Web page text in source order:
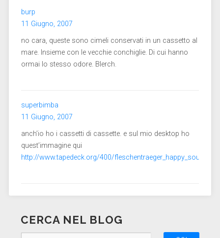
burp
11 Giugno, 2007
no cara, queste sono cimeli conservati in un cassetto al
mare. Insieme con le vecchie conchiglie. Di cui hanno
ormai lo stesso odore. Blerch.
superbimba
11 Giugno, 2007
anch’io ho i cassetti di cassette. e sul mio desktop ho
quest’immagine qui
http://www.tapedeck.org/400/
CERCA NEL BLOG